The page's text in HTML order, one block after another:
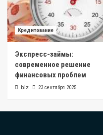
Кредитование
Экспресс-займы:
современное решение
финансовых проблем
biz 23 сентября 2025